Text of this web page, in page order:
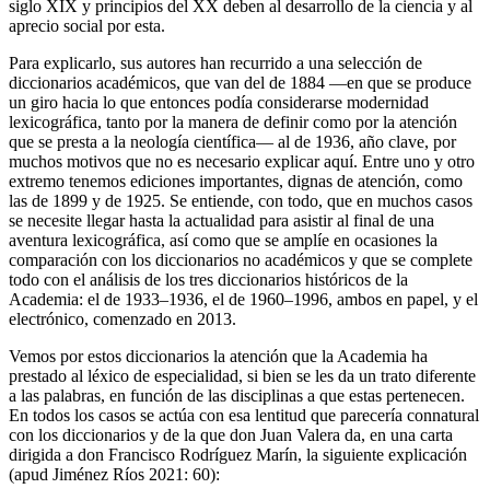
siglo XIX y principios del XX deben al desarrollo de la ciencia y al
aprecio social por esta.
Para explicarlo, sus autores han recurrido a una selección de
diccionarios académicos, que van del de 1884 —en que se produce
un giro hacia lo que entonces podía considerarse modernidad
lexicográfica, tanto por la manera de definir como por la atención
que se presta a la neología científica— al de 1936, año clave, por
muchos motivos que no es necesario explicar aquí. Entre uno y otro
extremo tenemos ediciones importantes, dignas de atención, como
las de 1899 y de 1925. Se entiende, con todo, que en muchos casos
se necesite llegar hasta la actualidad para asistir al final de una
aventura lexicográfica, así como que se amplíe en ocasiones la
comparación con los diccionarios no académicos y que se complete
todo con el análisis de los tres diccionarios históricos de la
Academia: el de 1933–1936, el de 1960–1996, ambos en papel, y el
electrónico, comenzado en 2013.
Vemos por estos diccionarios la atención que la Academia ha
prestado al léxico de especialidad, si bien se les da un trato diferente
a las palabras, en función de las disciplinas a que estas pertenecen.
En todos los casos se actúa con esa lentitud que parecería connatural
con los diccionarios y de la que don Juan Valera da, en una carta
dirigida a don Francisco Rodríguez Marín, la siguiente explicación
(apud Jiménez Ríos 2021 : 60):